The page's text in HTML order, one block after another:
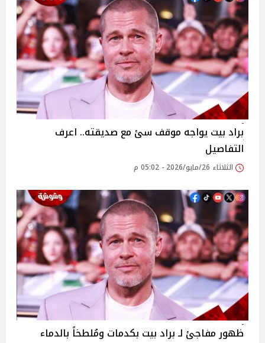
براد بيت يواجه موقف سئ مع صديقته.. اعرف
التفاصيل
الثلاثاء 26/مايو/2026 - 05:02 م
ظهور مفاجئ لـ براد بيت بكدمات ومُلطخاً بالدماء